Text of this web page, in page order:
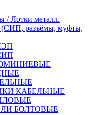
/ Лотки металл.
(СИП, разъёмы, муфты,
КАБЕЛЬНЫЕ
БОЛТОВЫЕ